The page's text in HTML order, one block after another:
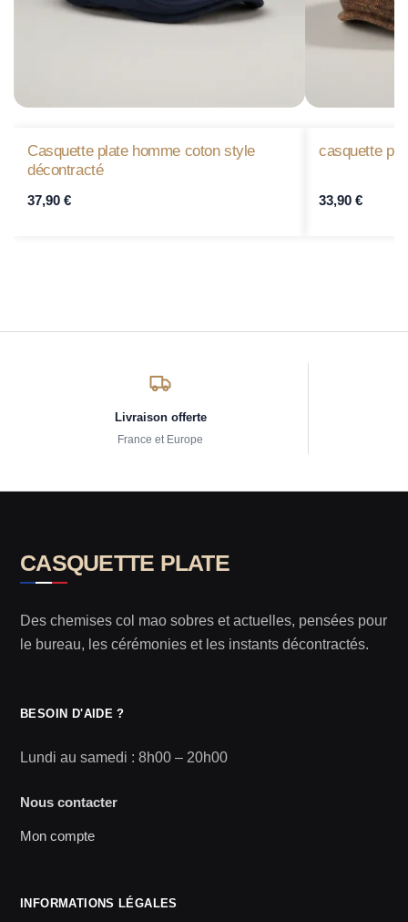
Casquette plate homme coton style
décontracté
37,90 €
casquette
33,90 €
Livraison offerte
France et Europe
CASQUETTE PLATE
Des chemises col mao sobres et actuelles, pensées pour
le bureau, les cérémonies et les instants décontractés.
BESOIN D'AIDE ?
Lundi au samedi : 8h00 – 20h00
Nous contacter
Mon compte
INFORMATIONS LÉGALES